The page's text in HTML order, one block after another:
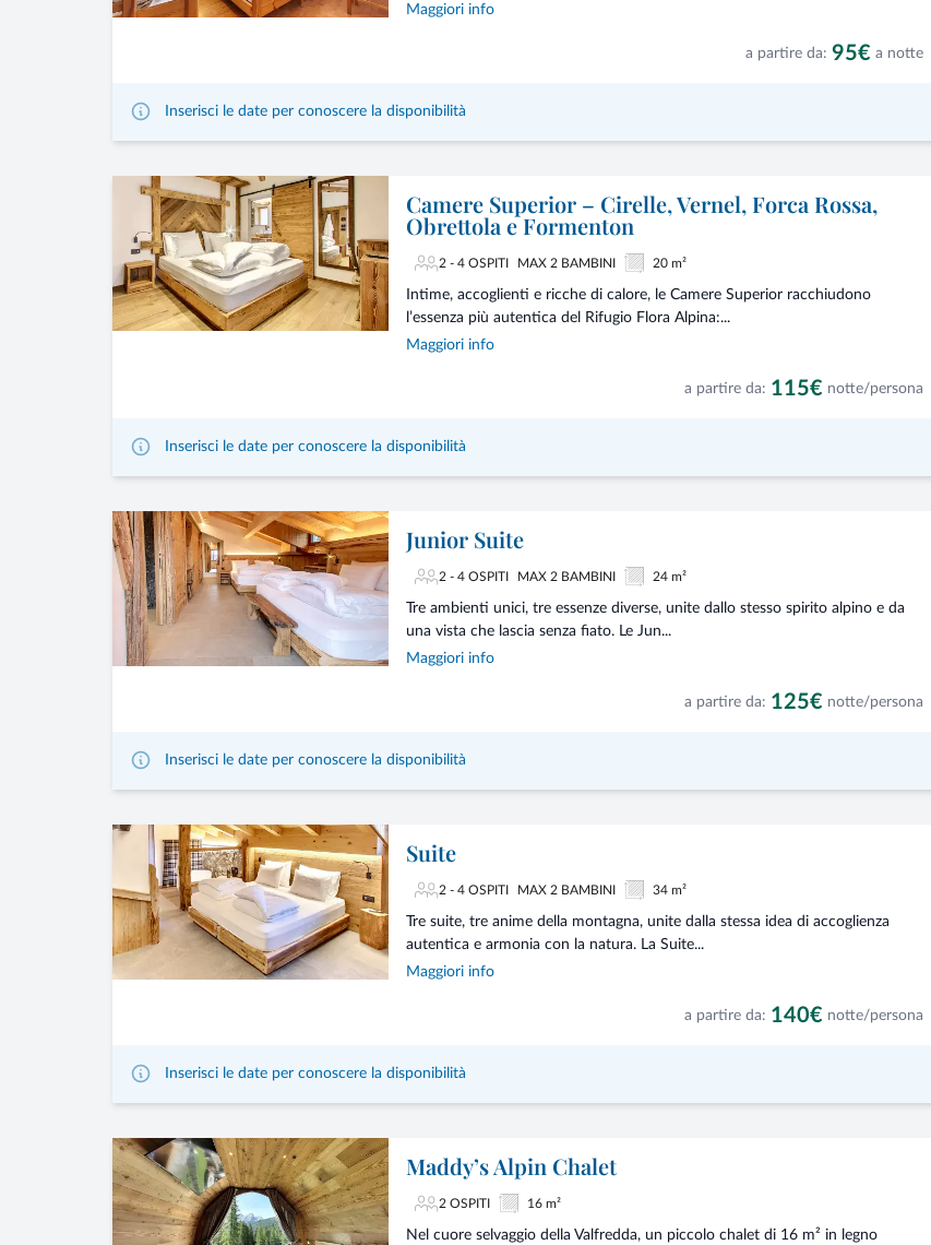
Maggiori info
a partire da: 95€ a notte
Inserisci le date per conoscere la disponibilità
Camere Superior – Cirelle, Vernel, Forca Rossa,
Obrettola e Formenton
2 - 4 OSPITI MAX 2 BAMBINI 20 m²
Intime, accoglienti e ricche di calore, le Camere Superior racchiudono
l’essenza più autentica del Rifugio Flora Alpina:...
Maggiori info
a partire da: 115€ notte/persona
Inserisci le date per conoscere la disponibilità
Junior Suite
2 - 4 OSPITI MAX 2 BAMBINI 24 m²
Tre ambienti unici, tre essenze diverse, unite dallo stesso spirito alpino e da
una vista che lascia senza fiato. Le Jun...
Maggiori info
a partire da: 125€ notte/persona
Inserisci le date per conoscere la disponibilità
Suite
2 - 4 OSPITI MAX 2 BAMBINI 34 m²
Tre suite, tre anime della montagna, unite dalla stessa idea di accoglienza
autentica e armonia con la natura. La Suite...
Maggiori info
a partire da: 140€ notte/persona
Inserisci le date per conoscere la disponibilità
Maddy’s Alpin Chalet
2 OSPITI 16 m²
Nel cuore selvaggio della Valfredda, un piccolo chalet di 16 m² in legno